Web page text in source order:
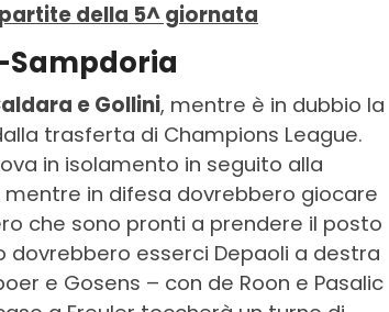
della 5^ giornata
e Gollini, mentre è in dubbio la
trasferta di Champions League.
in isolamento in seguito alla
in difesa dovrebbero giocare
che sono pronti a prendere il posto
dovrebbero esserci Depaoli a destra
e Gosens – con de Roon e Pasalic